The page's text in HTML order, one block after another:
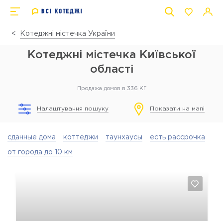
Котеджні містечка України
Котеджні містечка Київської
області
Продажа домов в 336 КГ
Налаштування пошуку Показати на мапі
сданные дома коттеджи таунхаусы есть рассрочка
от города до 10 км